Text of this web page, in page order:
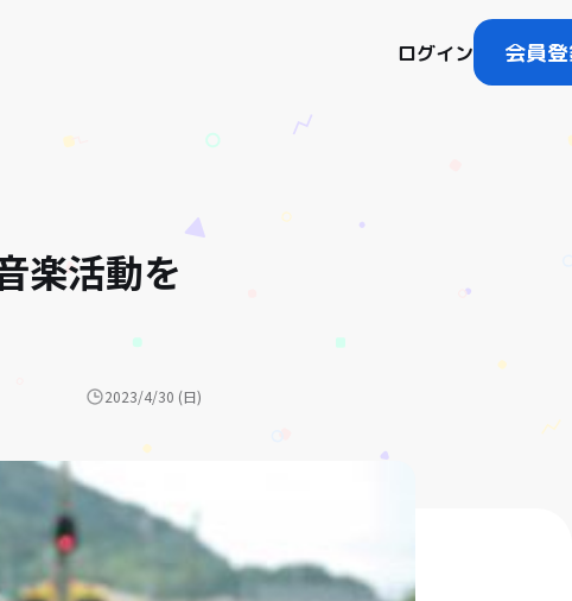
ログイン 会員
楽活動を
2023/4/30 (日)